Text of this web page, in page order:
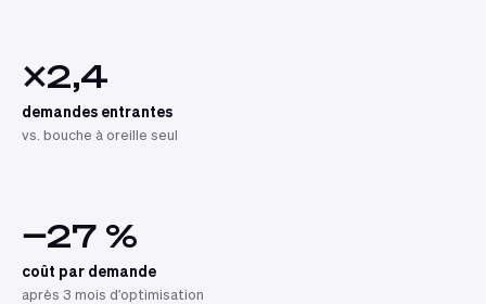
×2,4
demandes entrantes
vs. bouche à oreille seul
−27 %
coût par demande
après 3 mois d'optimisation